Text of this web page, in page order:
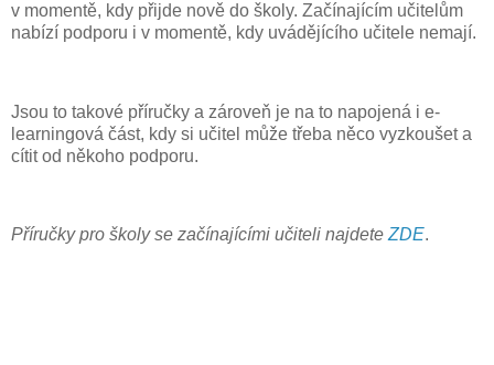
v momentě, kdy přijde nově do školy. Začínajícím učitelům
nabízí podporu i v momentě, kdy uvádějícího učitele nemají.
Jsou to takové příručky a zároveň je na to napojená i e-
learningová část, kdy si učitel může třeba něco vyzkoušet a
cítit od někoho podporu.
Příručky pro školy se začínajícími učiteli najdete ZDE.